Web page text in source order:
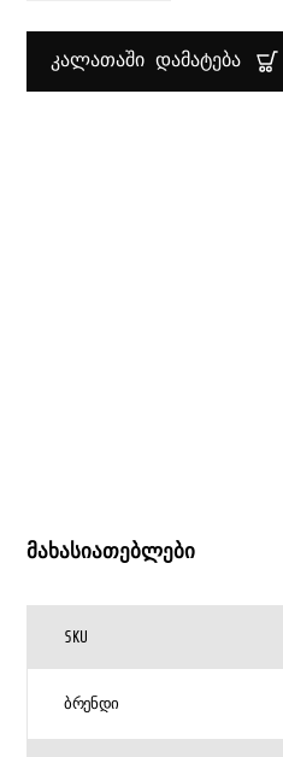
50X50
SUZETTE
ᲙᲐᲚᲐᲗᲐᲨᲘ ᲓᲐᲛᲐᲢᲔᲑᲐ
მახასიათებლები
SKU
ᲑᲠᲔᲜᲓᲘ